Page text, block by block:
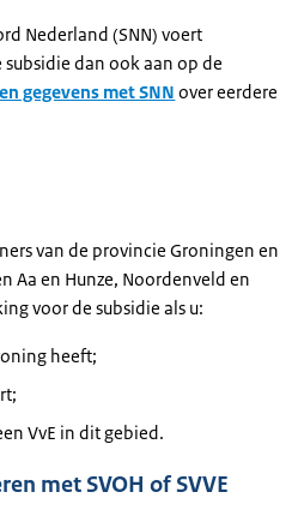
Nederland (SNN) voert
dan ook aan op de
gegevens met SNN over eerdere
van de provincie Groningen en
Aa en Hunze, Noordenveld en
voor de subsidie als u:
heeft;
VvE in dit gebied.
met SVOH of SVVE